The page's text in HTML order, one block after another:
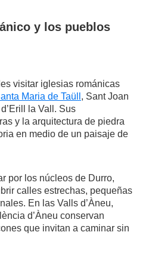
y los pueblos
visitar iglesias románicas
Maria de Taüll , Sant Joan
la Vall. Sus
y la arquitectura de piedra
en medio de un paisaje de
por los núcleos de Durro,
calles estrechas, pequeñas
En las Valls d’Àneu,
d’Àneu conservan
que invitan a caminar sin